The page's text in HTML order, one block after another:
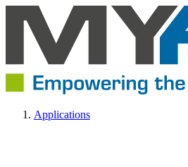
Applications